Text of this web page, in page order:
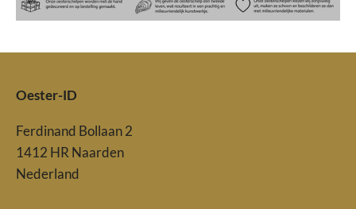
Oester-ID
Ferdinand Bollaan 2
1412 HR Naarden
Nederland